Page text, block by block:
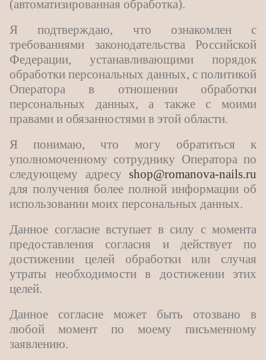
(автоматизированная обработка).
Я подтверждаю, что ознакомлен с
требованиями законодательства Российской
Федерации, устанавливающими порядок
обработки персональных данных, с политикой
Оператора в отношении обработки
персональных данных, а также с моими
правами и обязанностями в этой области.
Я понимаю, что могу обратиться к
уполномоченному сотруднику Оператора по
следующему адресу shop@romanova-nails.ru
для получения более полной информации об
использовании моих персональных данных.
Данное согласие вступает в силу с момента
предоставления согласия и действует по
достижении целей обработки или случая
утраты необходимости в достижении этих
целей.
Данное согласие может быть отозвано в
любой момент по моему письменному
заявлению.